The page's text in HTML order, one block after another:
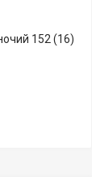
152 (16)